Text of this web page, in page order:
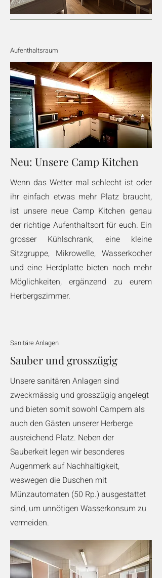
Aufenthaltsraum
Neu: Unsere Camp Kitchen
Wenn das Wetter mal schlecht ist oder
ihr einfach etwas mehr Platz braucht,
ist unsere neue Camp Kitchen genau
der richtige Aufenthaltsort für euch. Ein
grosser Kühlschrank, eine kleine
Sitzgruppe, Mikrowelle, Wasserkocher
und eine Herdplatte bieten noch mehr
Möglichkeiten, ergänzend zu eurem
Herbergszimmer.
Sanitäre Anlagen
Sauber und grosszügig
Unsere sanitären Anlagen sind
zweckmässig und grosszügig angelegt
und bieten somit sowohl Campern als
auch den Gästen unserer Herberge
ausreichend Platz. Neben der
Sauberkeit legen wir besonderes
Augenmerk aufNachhaltigkeit,
weswegen die Duschen mit
Münzautomaten (50 Rp.) ausgestattet
sind, um unnötigen Wasserkonsum zu
vermeiden.